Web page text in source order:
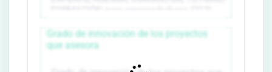
Grado de innovación de los proyectos
que asesora